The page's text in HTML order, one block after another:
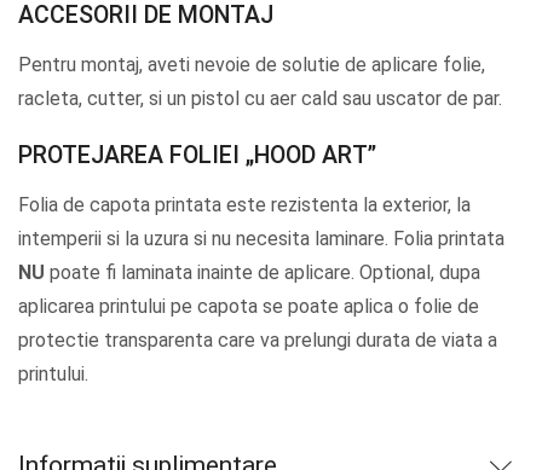
ACCESORII DE MONTAJ
Pentru montaj, aveti nevoie de solutie de aplicare folie,
racleta, cutter, si un pistol cu aer cald sau uscator de par.
PROTEJAREA FOLIEI „HOOD ART”
Folia de capota printata este rezistenta la exterior, la
intemperii si la uzura si nu necesita laminare. Folia printata
NU poate fi laminata inainte de aplicare. Optional, dupa
aplicarea printului pe capota se poate aplica o folie de
protectie transparenta care va prelungi durata de viata a
printului.